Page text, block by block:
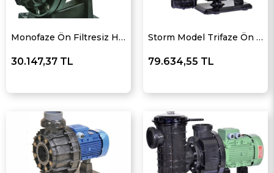
Monofaze Ön Filtresiz Havuz Pompası
30.147,37 TL
Storm Model Trifaze Ön Filtreli Plastik Havuz Pompası
79.634,55 TL